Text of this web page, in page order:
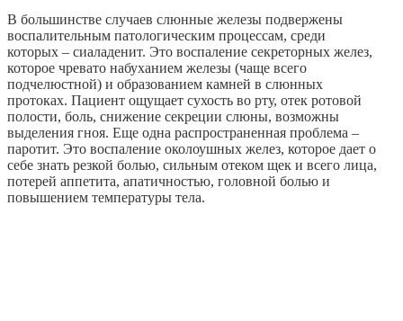
В большинстве случаев слюнные железы подвержены
воспалительным патологическим процессам, среди
которых – сиаладенит. Это воспаление секреторных желез,
которое чревато набуханием железы (чаще всего
подчелюстной) и образованием камней в слюнных
протоках. Пациент ощущает сухость во рту, отек ротовой
полости, боль, снижение секреции слюны, возможны
выделения гноя. Еще одна распространенная проблема –
паротит. Это воспаление околоушных желез, которое дает о
себе знать резкой болью, сильным отеком щек и всего лица,
потерей аппетита, апатичностью, головной болью и
повышением температуры тела.